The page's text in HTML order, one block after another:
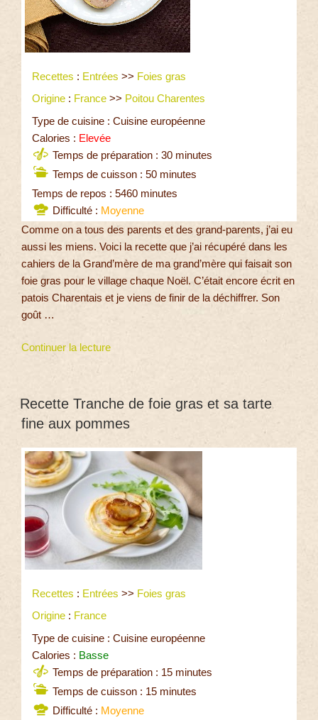
Recettes : Entrées >> Foies gras
Origine : France >> Poitou Charentes
Type de cuisine : Cuisine européenne
Calories : Elevée
Temps de préparation : 30 minutes
Temps de cuisson : 50 minutes
Temps de repos : 5460 minutes
Difficulté : Moyenne
Comme on a tous des parents et des grand-parents, j’ai eu
aussi les miens. Voici la recette que j’ai récupéré dans les
cahiers de la Grand’mère de ma grand’mère qui faisait son
foie gras pour le village chaque Noël. C’était encore écrit en
patois Charentais et je viens de finir de la déchiffrer. Son
goût …
Continuer la lecture
Recette Tranche de foie gras et sa tarte
fine aux pommes
Recettes : Entrées >> Foies gras
Origine : France
Type de cuisine : Cuisine européenne
Calories : Basse
Temps de préparation : 15 minutes
Temps de cuisson : 15 minutes
Difficulté : Moyenne